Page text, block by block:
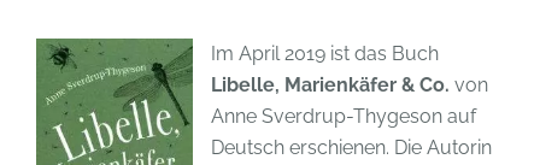
Im April 2019 ist das Buch
Libelle, Marienkäfer & Co. von
Anne Sverdrup-Thygeson auf
Deutsch erschienen. Die Autorin